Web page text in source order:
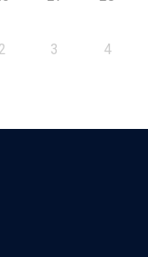
2 3 4